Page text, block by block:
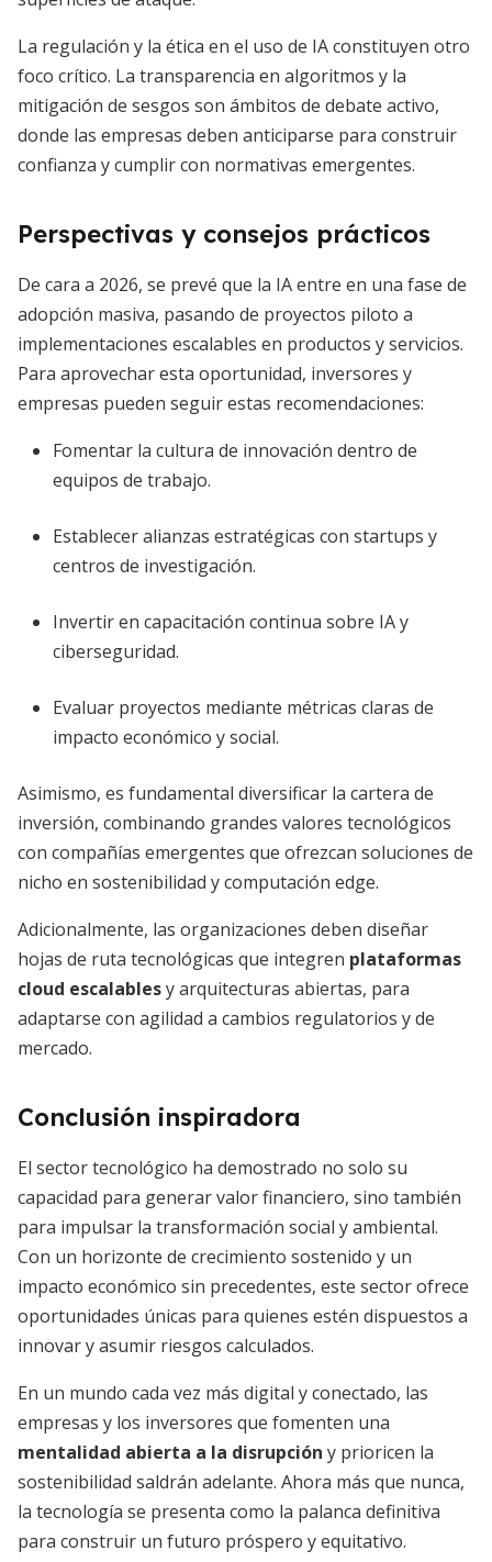
La regulación y la ética en el uso de IA constituyen otro
foco crítico. La transparencia en algoritmos y la
mitigación de sesgos son ámbitos de debate activo,
donde las empresas deben anticiparse para construir
confianza y cumplir con normativas emergentes.
Perspectivas y consejos prácticos
De cara a 2026, se prevé que la IA entre en una fase de
adopción masiva, pasando de proyectos piloto a
implementaciones escalables en productos y servicios.
Para aprovechar esta oportunidad, inversores y
empresas pueden seguir estas recomendaciones:
Fomentar la cultura de innovación dentro de
equipos de trabajo.
Establecer alianzas estratégicas con startups y
centros de investigación.
Invertir en capacitación continua sobre IA y
ciberseguridad.
Evaluar proyectos mediante métricas claras de
impacto económico y social.
Asimismo, es fundamental diversificar la cartera de
inversión, combinando grandes valores tecnológicos
con compañías emergentes que ofrezcan soluciones de
nicho en sostenibilidad y computación edge.
Adicionalmente, las organizaciones deben diseñar
hojas de ruta tecnológicas que integren plataformas
cloud escalablesy arquitecturas abiertas, para
adaptarse con agilidad a cambios regulatorios y de
mercado.
Conclusión inspiradora
El sector tecnológico ha demostrado no solo su
capacidad para generar valor financiero, sino también
para impulsar la transformación social y ambiental.
Con un horizonte de crecimiento sostenido y un
impacto económico sin precedentes, este sector ofrece
oportunidades únicas para quienes estén dispuestos a
innovar y asumir riesgos calculados.
En un mundo cada vez más digital y conectado, las
empresas y los inversores que fomenten una
mentalidad abierta a la disrupción y prioricen la
sostenibilidad saldrán adelante. Ahora más que nunca,
la tecnología se presenta como la palanca definitiva
para construir un futuro próspero y equitativo.